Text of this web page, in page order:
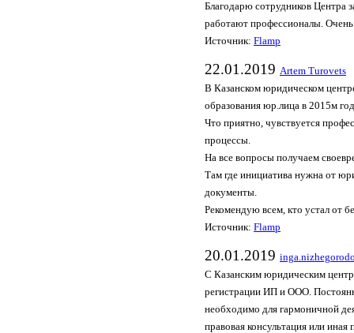
Благодарю сотрудников Центра
работают профессионалы.
Источник: Flamp
22.01.2019 Artem Turovets
В Казанском юридическом
образования юр.лица в 2015м
Что приятно, чувствуется
процессы.
На все вопросы получаем
Там где инициатива нужна от
документы.
Рекомендую всем, кто устал от
Источник: Flamp
20.01.2019
С Казанским юридическим
регистрации ИП и ООО.
необходимо для гармоничной
правовая консультация или